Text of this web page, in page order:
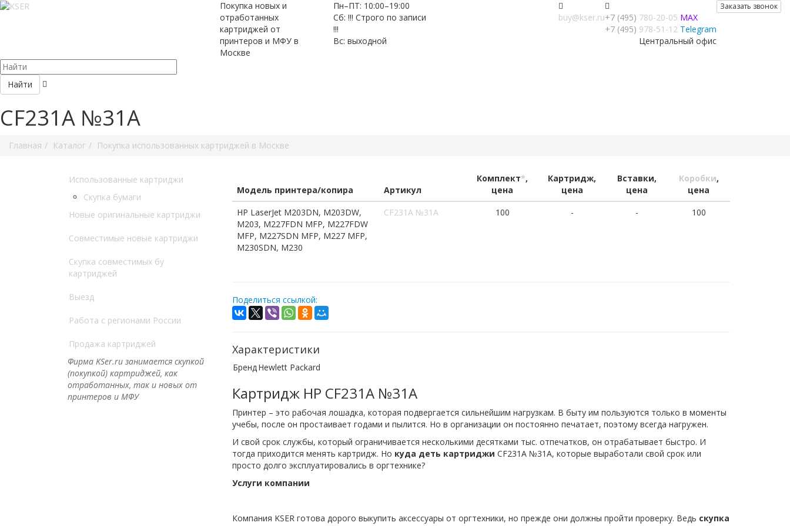
Покупка новых и
отработанных
картриджей от
принтеров и МФУ в
Москве
Пн–ПТ: 10:00–19:00
Сб: !!! Строго по записи
!!!
Вс: выходной
Заказать звонок
+7 (495) 780-20-05 MAX
+7 (495) 978-51-12 Telegram
Центральный офис
buy@kser.ru
Найти
CF231A №31A
Главная Каталог Покупка использованных картриджей в Москве
Использованные картриджи
Скупка бумаги
Новые оригинальные картриджи
Совместимые новые картриджи
Скупка совместимых бу
картриджей
Выезд
Работа с регионами России
Продажа картриджей
Фирма KSer.ru занимается скупкой
(покупкой) картриджей, как
отработанных, так и новых от
принтеров и МФУ
Модель принтера/копира Артикул
Комплект*,
цена
Картридж,
цена
Вставки,
цена
Коробки,
цена
HP LaserJet M203DN, M203DW,
M203, M227FDN MFP, M227FDW
MFP, M227SDN MFP, M227 MFP,
M230SDN, M230
CF231A №31A 100 - - 100
Поделиться ссылкой:
Характеристики
БрендHewlett Packard
Картридж HP CF231A №31A
Принтер – это рабочая лошадка, которая подвергается сильнейшим нагрузкам. В быту им пользуются только в моменты
учебы, после он простаивает годами и пылится. Но в организации он постоянно печатает, поэтому всегда нагружен.
И свой срок службы, который ограничивается несколькими десятками тыс. отпечатков, он отрабатывает быстро. И
тогда приходится менять картридж. Но куда деть картриджи CF231A №31A, которые выработали свой срок или
просто долго эксплуатировались в оргтехнике?
Услуги компании
Компания KSER готова дорого выкупить аксессуары от оргтехники, но прежде они должны пройти проверку. Ведь скупка